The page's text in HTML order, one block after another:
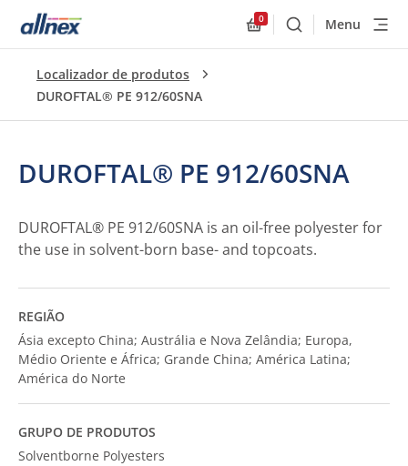
0
BuscarMenu
Localizador de produtos
DUROFTAL® PE 912/60SNA
DUROFTAL® PE 912/60SNA
DUROFTAL® PE 912/60SNA is an oil-free polyester for
the use in solvent-born base- and topcoats.
REGIÃO
Ásia excepto China; Austrália e Nova Zelândia; Europa,
Médio Oriente e África; Grande China; América Latina;
América do Norte
GRUPO DE PRODUTOS
Solventborne Polyesters